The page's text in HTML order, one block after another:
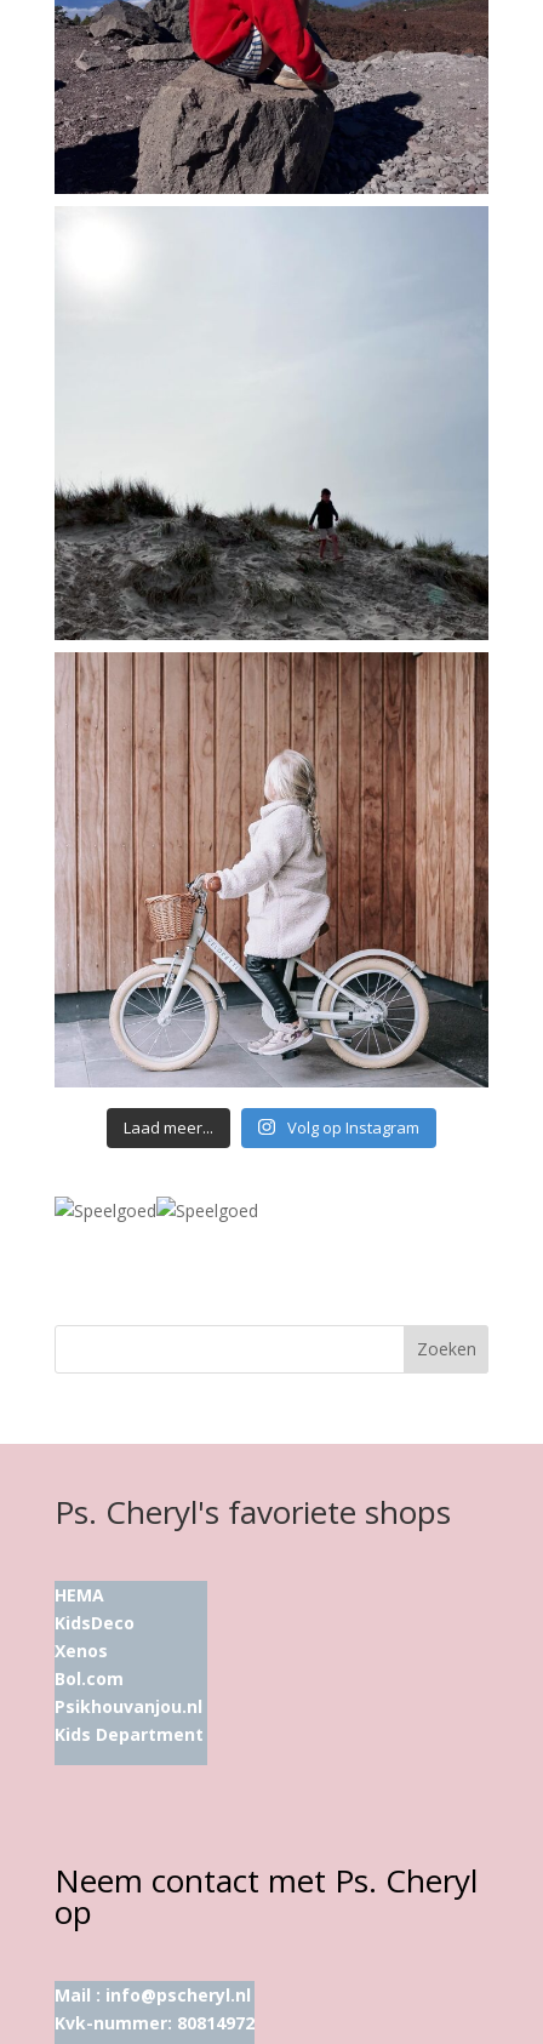
Laad meer... Volg op Instagram
Ps. Cheryl's favoriete shops
HEMA
KidsDeco
Xenos
Bol.com
Psikhouvanjou.nl
Kids Department
Neem contact met Ps. Cheryl
op
Mail : info@pscheryl.nl
Kvk-nummer: 80814972